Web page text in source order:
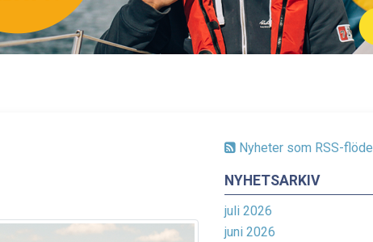
Nyheter som RSS-flöde
NYHETSARKIV
juli 2026
juni 2026